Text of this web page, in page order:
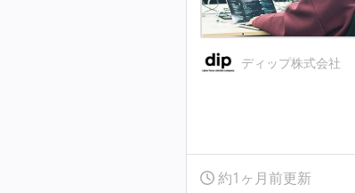
ディップ株式会社
約1ヶ月前更新